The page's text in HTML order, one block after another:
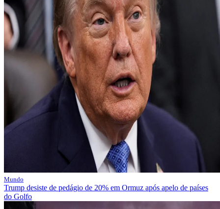
Mundo
Trump desiste de pedágio de 20% em Ormuz após apelo de países
do Golfo